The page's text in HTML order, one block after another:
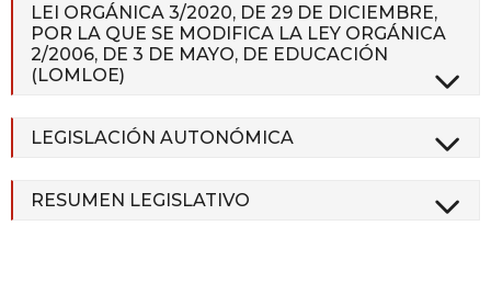
LEI ORGÁNICA 3/2020, DE 29 DE DICIEMBRE,
POR LA QUE SE MODIFICA LA LEY ORGÁNICA
2/2006, DE 3 DE MAYO, DE EDUCACIÓN
(LOMLOE)
LEGISLACIÓN AUTONÓMICA
RESUMEN LEGISLATIVO